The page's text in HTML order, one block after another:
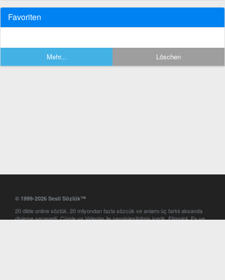
Favoriten
Mehr... Löschen
© 1999-2026 Sesli Sözlük™
20 dilde online sözlük. 20 milyondan fazla sözcük ve anlamı üç farklı aksanda
dinleme seçeneği. Cümle ve Videolar ile zenginleştirilmiş içerik. Etimoloji, Eş ve